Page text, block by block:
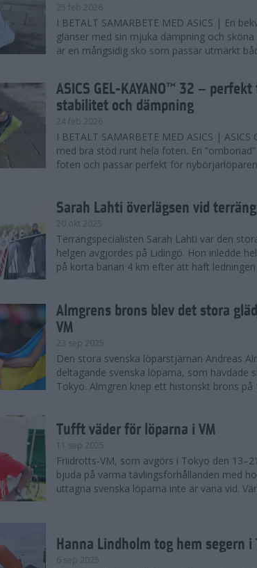
25 feb 2026
I BETALT SAMARBETE MED ASICS | En
glänser med sin mjuka dämpning och sköna
är en mångsidig sko som passar utmärkt
ASICS GEL-KAYANO™ 32 –
stabilitet och dämpning
24 feb 2026
I BETALT SAMARBETE MED ASICS |
med bra stöd runt hela foten. En
foten och passar perfekt för
Sarah Lahti överlägsen vid
20 okt 2025
Terrängspecialisten Sarah Lahti var den
helgen avgjordes på Lidingö. Hon inledde
på korta banan 4 km efter att haft
Almgrens brons blev det stora
VM
23 sep 2025
Den stora svenska löparstjärnan Andreas
deltagande svenska löparna, som hävdade
Tokyo. Almgren knep ett historiskt brons på
Tufft väder för löparna i VM
11 sep 2025
Friidrotts-VM, som avgörs i Tokyo den
bjuda på varma tävlingsförhållanden med
uttagna svenska löparna inte är vana vid.
Hanna Lindholm tog hem segern
6 sep 2025